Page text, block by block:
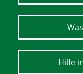
Hilfe